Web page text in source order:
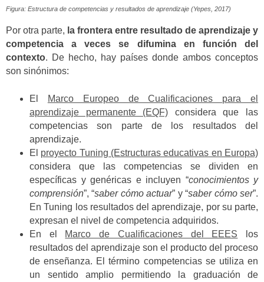
Figura: Estructura de competencias y resultados de aprendizaje (Yepes, 2017)
Por otra parte, la frontera entre resultado de aprendizaje y
competencia a veces se difumina en función del
contexto. De hecho, hay países donde ambos conceptos
son sinónimos:
El
Marco Europeo de Cualificaciones para el
aprendizaje permanente (EQF) considera que las
competencias son parte de los resultados del
aprendizaje.
El proyecto Tuning (Estructuras educativas en Europa)
considera que las competencias se dividen en
específicas y genéricas e incluyen “conocimientos y
comprensión”, “saber cómo actuar” y “saber cómo ser”.
En Tuning los resultados del aprendizaje, por su parte,
expresan el nivel de competencia adquiridos.
En el Marco de Cualificaciones del EEES los
resultados del aprendizaje son el producto del proceso
de enseñanza. El término competencias se utiliza en
un sentido amplio permitiendo la graduación de